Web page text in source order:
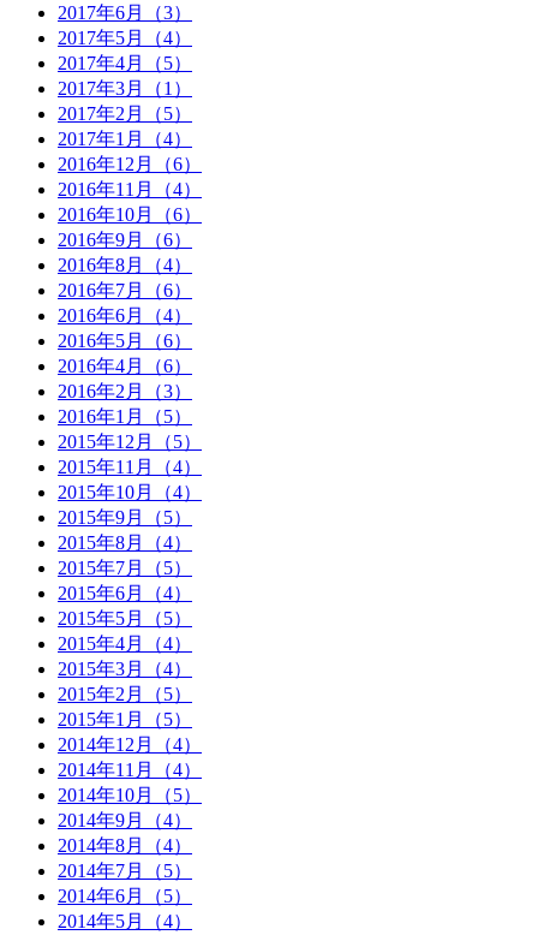
2017年6月（3）
2017年5月（4）
2017年4月（5）
2017年3月（1）
2017年2月（5）
2017年1月（4）
2016年12月（6）
2016年11月（4）
2016年10月（6）
2016年9月（6）
2016年8月（4）
2016年7月（6）
2016年6月（4）
2016年5月（6）
2016年4月（6）
2016年2月（3）
2016年1月（5）
2015年12月（5）
2015年11月（4）
2015年10月（4）
2015年9月（5）
2015年8月（4）
2015年7月（5）
2015年6月（4）
2015年5月（5）
2015年4月（4）
2015年3月（4）
2015年2月（5）
2015年1月（5）
2014年12月（4）
2014年11月（4）
2014年10月（5）
2014年9月（4）
2014年8月（4）
2014年7月（5）
2014年6月（5）
2014年5月（4）